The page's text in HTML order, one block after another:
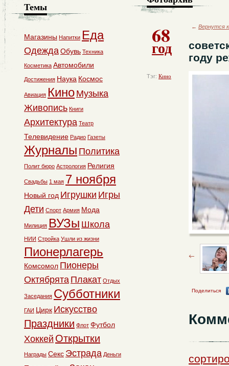
68
год
Тэг: Кино
← Вернутся
году
Поделиться
Темы
Магазины Напитки Еда
ОдеждаОбувь Техника
Косметика Автомобили
Достижения Наука Космос
Авиация Кино Музыка
Живопись Книги
Архитектура Театр
Телевидение Радио Газеты
Журналы Политика
Полит бюро Астрология Религия
Свадьбы 1 мая 7 ноября
Новый год Игрушки Игры
Дети Спорт Армия Мода
Милиция ВУЗы Школа
НИИ Стройка Ушли из жизни
Пионерлагерь
Комсомол Пионеры
Октябрята Плакат Отдых
Заседания Субботники
ГАИ Цирк Искусство
Праздники Флот Футбол
Хоккей Открытки
Награды Секс Эстрада Деньги